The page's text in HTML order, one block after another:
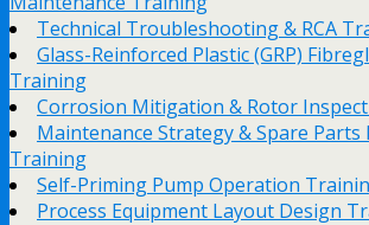
Technical Troubleshooting & RCA
Glass-Reinforced Plastic (GRP)
Training
Corrosion Mitigation & Rotor
Maintenance Strategy & Spare
Training
Self-Priming Pump Operation
Process Equipment Layout Design